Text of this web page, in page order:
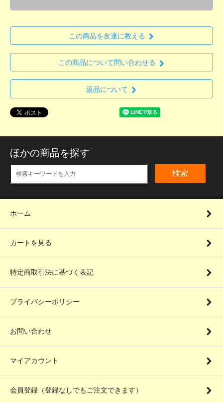
この商品を友達に教える
この商品について問い合わせる
返品について
ほかの商品を探す
検索
ホーム
カートを見る
特定商取引法に基づく表記
プライバシーポリシー
お問い合わせ
マイアカウント
会員登録（登録なしでもご注文できます）